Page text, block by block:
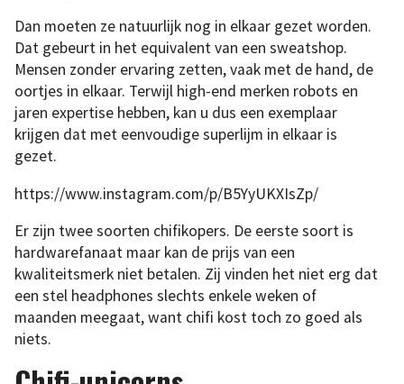
Dan moeten ze natuurlijk nog in elkaar gezet worden.
Dat gebeurt in het equivalent van een sweatshop.
Mensen zonder ervaring zetten, vaak met de hand, de
oortjes in elkaar. Terwijl high-end merken robots en
jaren expertise hebben, kan u dus een exemplaar
krijgen dat met eenvoudige superlijm in elkaar is
gezet.
https://www.instagram.com/p/B5YyUKXIsZp/
Er zijn twee soorten chifikopers. De eerste soort is
hardwarefanaat maar kan de prijs van een
kwaliteitsmerk niet betalen. Zij vinden het niet erg dat
een stel headphones slechts enkele weken of
maanden meegaat, want chifi kost toch zo goed als
niets.